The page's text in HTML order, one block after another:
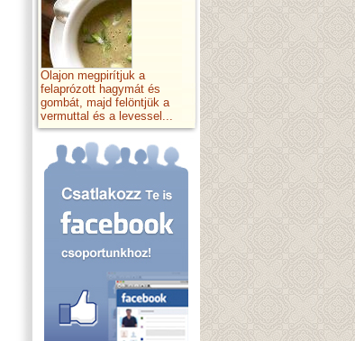
Olajon megpirítjuk a
felaprózott hagymát és
gombát, majd felöntjük a
vermuttal és a levessel...